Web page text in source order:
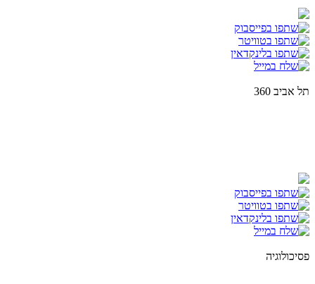
תל אביב 360
פסיכולוגיה